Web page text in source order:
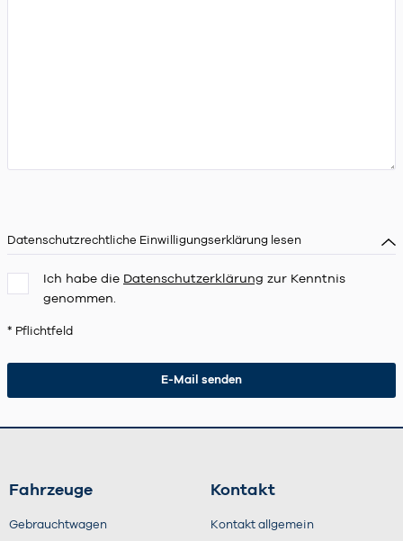
Datenschutzrechtliche Einwilligungserklärung lesen
Ich habe die Datenschutzerklärung zur Kenntnis
genommen.
* Pflichtfeld
Fahrzeuge
Gebrauchtwagen
Kontakt
Kontakt allgemein